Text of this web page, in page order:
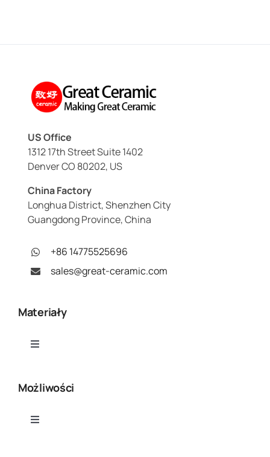
US Office
1312 17th Street Suite 1402
Denver CO 80202, US
China Factory
Longhua District, Shenzhen City
Guangdong Province, China
+86 14775525696
sales@great-ceramic.com
Materiały
Toggle
Azotek glinu (AlN)
Możliwości
Toggle